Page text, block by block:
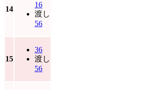
14
16
渡し
56
15
36
渡し
56